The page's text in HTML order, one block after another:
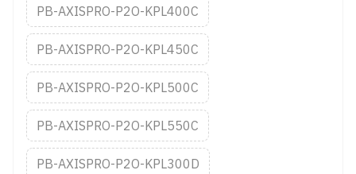
PB-AXISPRO-P2O-KPL400C
PB-AXISPRO-P2O-KPL450C
PB-AXISPRO-P2O-KPL500C
PB-AXISPRO-P2O-KPL550C
PB-AXISPRO-P2O-KPL300D